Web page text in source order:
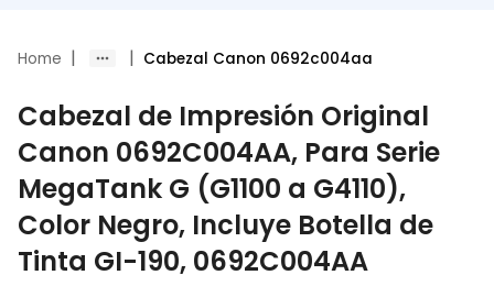
Home | | Cabezal Canon 0692c004aa
Cabezal de Impresión Original
Canon 0692C004AA, Para Serie
MegaTank G (G1100 a G4110),
Color Negro, Incluye Botella de
Tinta GI-190, 0692C004AA